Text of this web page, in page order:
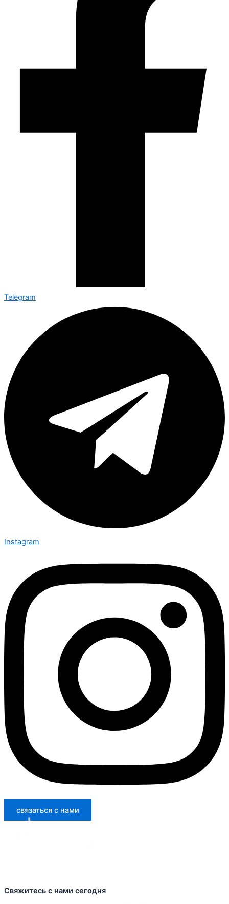
Telegram
Instagram
связаться с нами
Свяжитесь с нами сегодня